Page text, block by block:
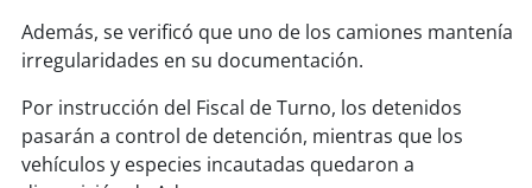
soyarauco
soytemuco
soyvaldivia
Además, se verificó que uno de los camiones mantenía
irregularidades en su documentación.
Por instrucción del Fiscal de Turno, los detenidos
pasarán a control de detención, mientras que los
vehículos y especies incautadas quedaron a